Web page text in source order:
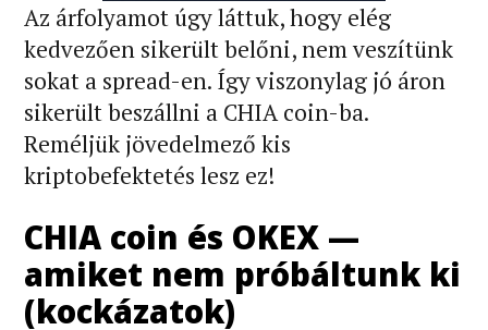
Az árfolyamot úgy láttuk, hogy elég
kedvezően sikerült belőni, nem veszítünk
sokat a spread-en. Így viszonylag jó áron
sikerült beszállni a CHIA coin-ba.
Reméljük jövedelmező kis
kriptobefektetés lesz ez!
CHIA coin és OKEX —
amiket nem próbáltunk ki
(kockázatok)